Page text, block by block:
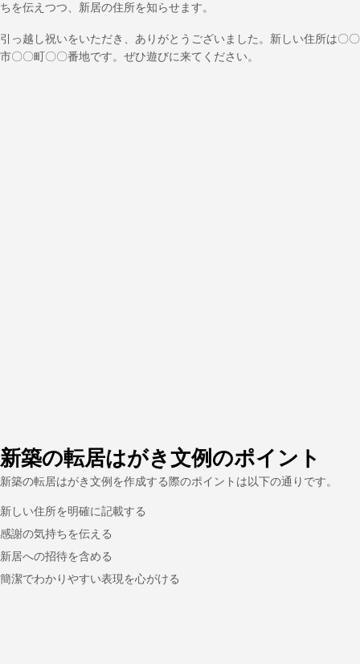
ちを伝えつつ、新居の住所を知らせます。
引っ越し祝いをいただき、ありがとうございました。新しい住所は〇〇
市〇〇町〇〇番地です。ぜひ遊びに来てください。
新築の転居はがき文例のポイント
新築の転居はがき文例を作成する際のポイントは以下の通りです。
新しい住所を明確に記載する
感謝の気持ちを伝える
新居への招待を含める
簡潔でわかりやすい表現を心がける